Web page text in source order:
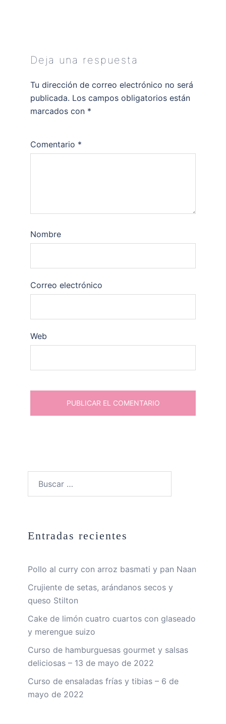
Deja una respuesta
Tu dirección de correo electrónico no será
publicada. Los campos obligatorios están
marcados con *
Comentario *
Nombre
Correo electrónico
Web
Entradas recientes
Pollo al curry con arroz basmati y pan Naan
Crujiente de setas, arándanos secos y
queso Stilton
Cake de limón cuatro cuartos con glaseado
y merengue suizo
Curso de hamburguesas gourmet y salsas
deliciosas – 13 de mayo de 2022
Curso de ensaladas frías y tibias – 6 de
mayo de 2022